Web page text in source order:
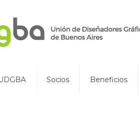
Socios Beneficios